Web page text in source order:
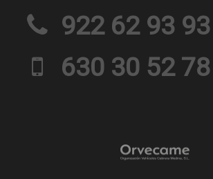
922 62 93 93
630 30 52 78